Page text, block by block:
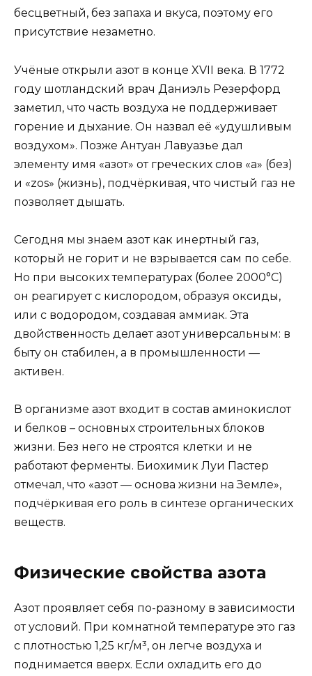
бесцветный, без запаха и вкуса, поэтому его
присутствие незаметно.
Учёные открыли азот в конце XVII века. В 1772
году шотландский врач Даниэль Резерфорд
заметил, что часть воздуха не поддерживает
горение и дыхание. Он назвал её «удушливым
воздухом». Позже Антуан Лавуазье дал
элементу имя «азот» от греческих слов «a» (без)
и «zos» (жизнь), подчёркивая, что чистый газ не
позволяет дышать.
Сегодня мы знаем азот как инертный газ,
который не горит и не взрывается сам по себе.
Но при высоких температурах (более 2000°C)
он реагирует с кислородом, образуя оксиды,
или с водородом, создавая аммиак. Эта
двойственность делает азот универсальным: в
быту он стабилен, а в промышленности —
активен.
В организме азот входит в состав аминокислот
и белков – основных строительных блоков
жизни. Без него не строятся клетки и не
работают ферменты. Биохимик Луи Пастер
отмечал, что «азот — основа жизни на Земле»,
подчёркивая его роль в синтезе органических
веществ.
Физические свойства азота
Азот проявляет себя по-разному в зависимости
от условий. При комнатной температуре это газ
с плотностью 1,25 кг/м³, он легче воздуха и
поднимается вверх. Если охладить его до